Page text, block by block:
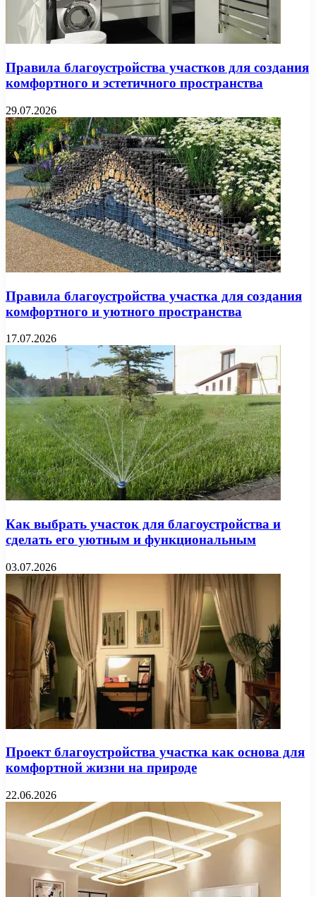
Правила благоустройства участков для создания
комфортного и эстетичного пространства
29.07.2026
Правила благоустройства участка для создания
комфортного и уютного пространства
17.07.2026
Как выбрать участок для благоустройства и
сделать его уютным и функциональным
03.07.2026
Проект благоустройства участка как основа для
комфортной жизни на природе
22.06.2026